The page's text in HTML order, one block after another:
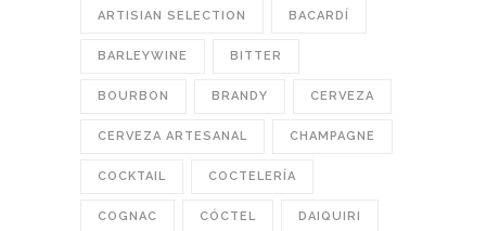
ARTISIAN SELECTION BACARDÍ
BARLEYWINE BITTER
BOURBON BRANDY CERVEZA
CERVEZA ARTESANAL CHAMPAGNE
COCKTAIL COCTELERÍA
COGNAC CÓCTEL DAIQUIRI